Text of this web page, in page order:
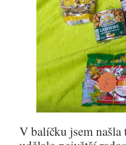
V balíčku jsem